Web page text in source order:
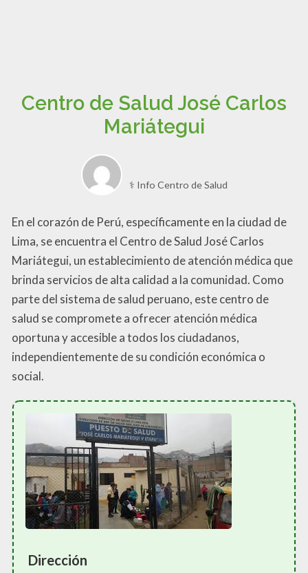
Centro de Salud José Carlos
Mariátegui
⚕️ Info Centro de Salud
En el corazón de Perú, específicamente en la ciudad de
Lima, se encuentra el Centro de Salud José Carlos
Mariátegui, un establecimiento de atención médica que
brinda servicios de alta calidad a la comunidad. Como
parte del sistema de salud peruano, este centro de
salud se compromete a ofrecer atención médica
oportuna y accesible a todos los ciudadanos,
independientemente de su condición económica o
social.
Dirección